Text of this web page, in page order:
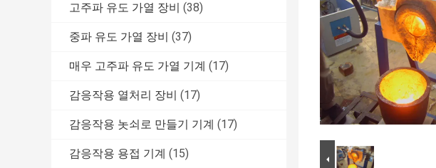
고주파 유도 가열 장비 (38)
중파 유도 가열 장비 (37)
매우 고주파 유도 가열 기계 (17)
감응작용 열처리 장비 (17)
감응작용 놋쇠로 만들기 기계 (17)
감응작용 용접 기계 (15)